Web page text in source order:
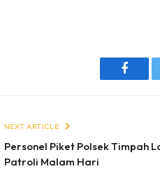
NEXT ARTICLE
Personel Piket Polsek Timpah
Patroli Malam Hari